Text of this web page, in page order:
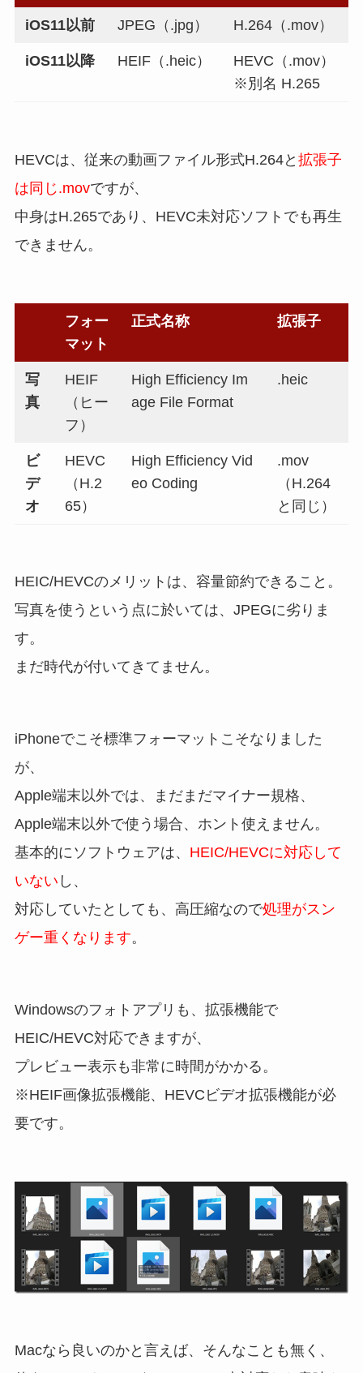
iOS11以前 JPEG（.jpg） H.264（.mov）
iOS11以降 HEIF（.heic）
HEVC（.mov）
※別名 H.265
HEVCは、従来の動画ファイル形式H.264と 拡張子
は同じ.movですが、
中身はH.265であり、HEVC未対応ソフトでも再生
できません。
フォー
マット
正式名称 拡張子
写
真
HEIF
（ヒー
フ）
High Efficiency Im
age File Format
.heic
ビ
デ
オ
HEVC
（H.2
65）
High Efficiency Vid
eo Coding
.mov
（H.264
と同じ）
HEIC/HEVCのメリットは、容量節約できること。
写真を使うという点に於いては、JPEGに劣りま
す。
まだ時代が付いてきてません。
iPhoneでこそ標準フォーマットこそなりました
が、
Apple端末以外では、まだまだマイナー規格、
Apple端末以外で使う場合、ホント使えません。
基本的にソフトウェアは、 HEIC/HEVCに対応して
いない し、
対応していたとしても、高圧縮なので処理がスン
ゲー重くなります。
Windowsのフォトアプリも、拡張機能で
HEIC/HEVC対応できますが、
プレビュー表示も非常に時間がかかる。
※HEIF画像拡張機能、HEVCビデオ拡張機能が必
要です。
Macなら良いのかと言えば、そんなことも無く、